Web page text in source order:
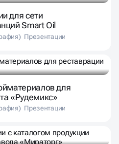
для сети
Smart Oil
Презентации
для
«Рудемикс»
Презентации